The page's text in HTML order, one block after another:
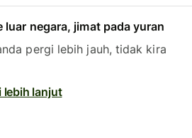
luar negara, jimat pada yuran
pergi lebih jauh, tidak kira
lebih lanjut